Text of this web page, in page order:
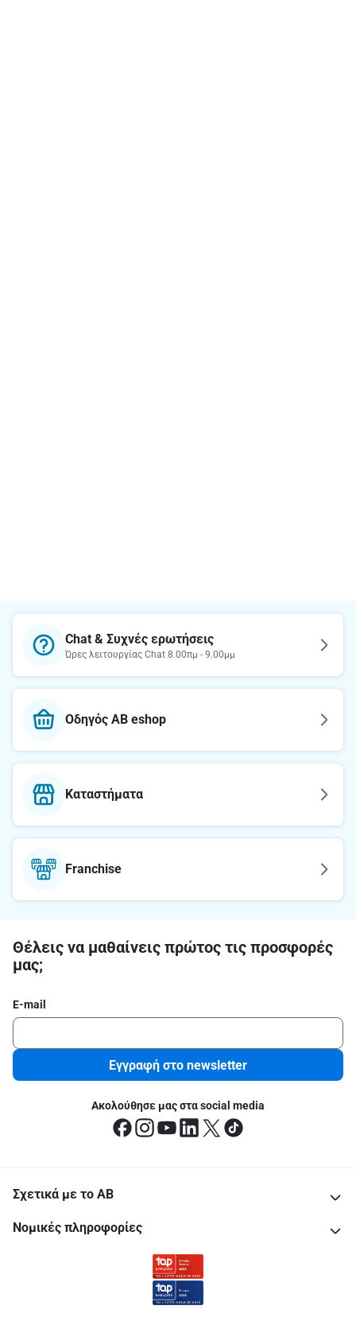
Chat & Συχνές ερωτήσεις
Ώρες λειτουργίας Chat 8.00πμ - 9.00μμ
Οδηγός AB eshop
Καταστήματα
Franchise
Θέλεις να μαθαίνεις πρώτος τις προσφορές
μας;
E-mail
Εγγραφή στο newsletter
Ακολούθησε μας στα social media
Σχετικά με το ΑΒ
Νομικές πληροφορίες